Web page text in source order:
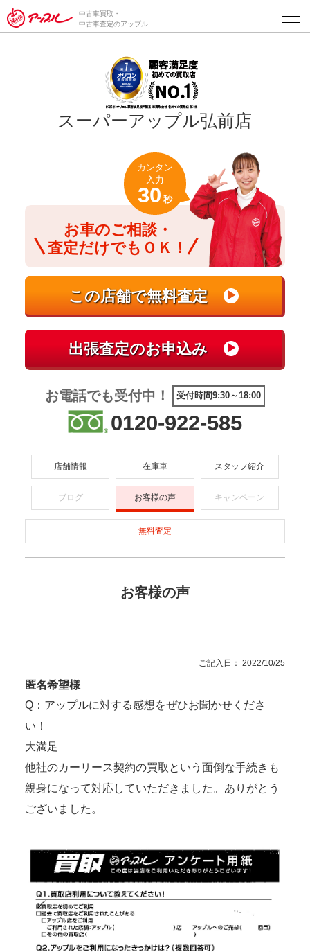
/*ABテスト_新規査定フォームの為のCVボタン*/
中古車買取・
中古車査定のアップル
スーパーアップル弘前店
お車のご相談・
査定だけでもＯＫ！
カンタン
入力
30 秒
お電話でも受付中！ 受付時間9:30～18:00
0120-922-585
店舗情報 在庫車 スタッフ紹介
ブログ お客様の声 キャンペーン
無料査定
お客様の声
ご記入日： 2022/10/25
匿名希望様
Q：アップルに対する感想をぜひお聞かせくださ
い！
大満足
他社のカーリース契約の買取という面倒な手続きも
親身になって対応していただきました。ありがとう
ございました。